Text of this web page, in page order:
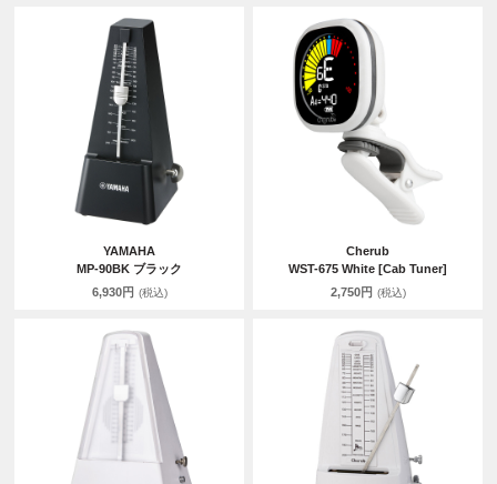
YAMAHA
MP-90BK ブラック
6,930円 (税込)
Cherub
WST-675 White [Cab Tuner]
2,750円 (税込)